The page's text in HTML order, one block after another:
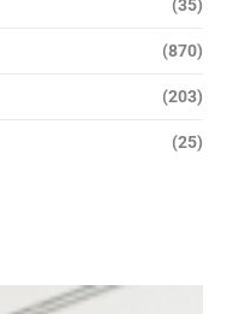
(35)
(870)
(203)
(25)